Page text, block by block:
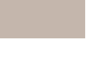
Kunstleder oder